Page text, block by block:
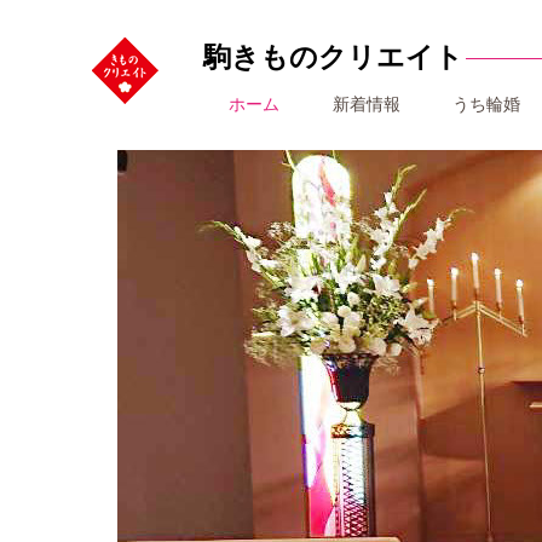
駒きものクリエイト
ホーム 新着情報 うち輪婚